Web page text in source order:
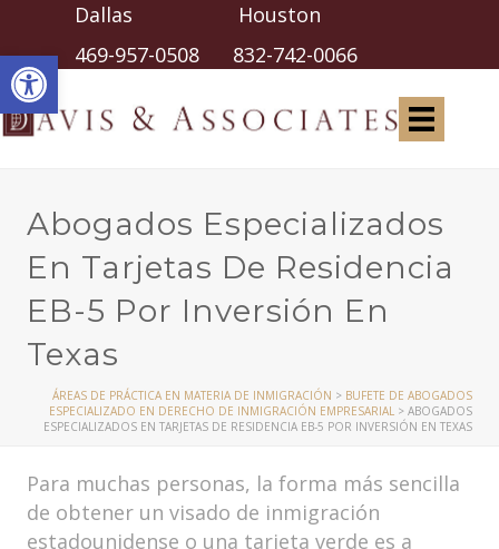
Abrir barra de herramientas
Dallas Houston
469-957-0508 832-742-0066
Abogados Especializados
En Tarjetas De Residencia
EB-5 Por Inversión En
Texas
ÁREAS DE PRÁCTICA EN MATERIA DE INMIGRACIÓN > BUFETE DE ABOGADOS
ESPECIALIZADO EN DERECHO DE INMIGRACIÓN EMPRESARIAL > ABOGADOS
ESPECIALIZADOS EN TARJETAS DE RESIDENCIA EB-5 POR INVERSIÓN EN TEXAS
Para muchas personas, la forma más sencilla
de obtener un visado de inmigración
estadounidense o una tarjeta verde es a